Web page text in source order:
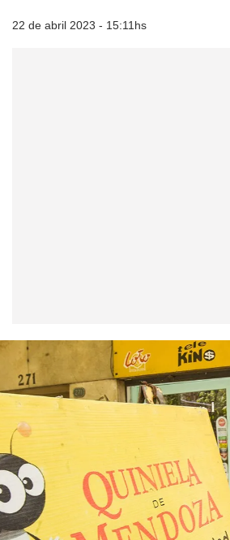
22 de abril 2023 - 15:11hs